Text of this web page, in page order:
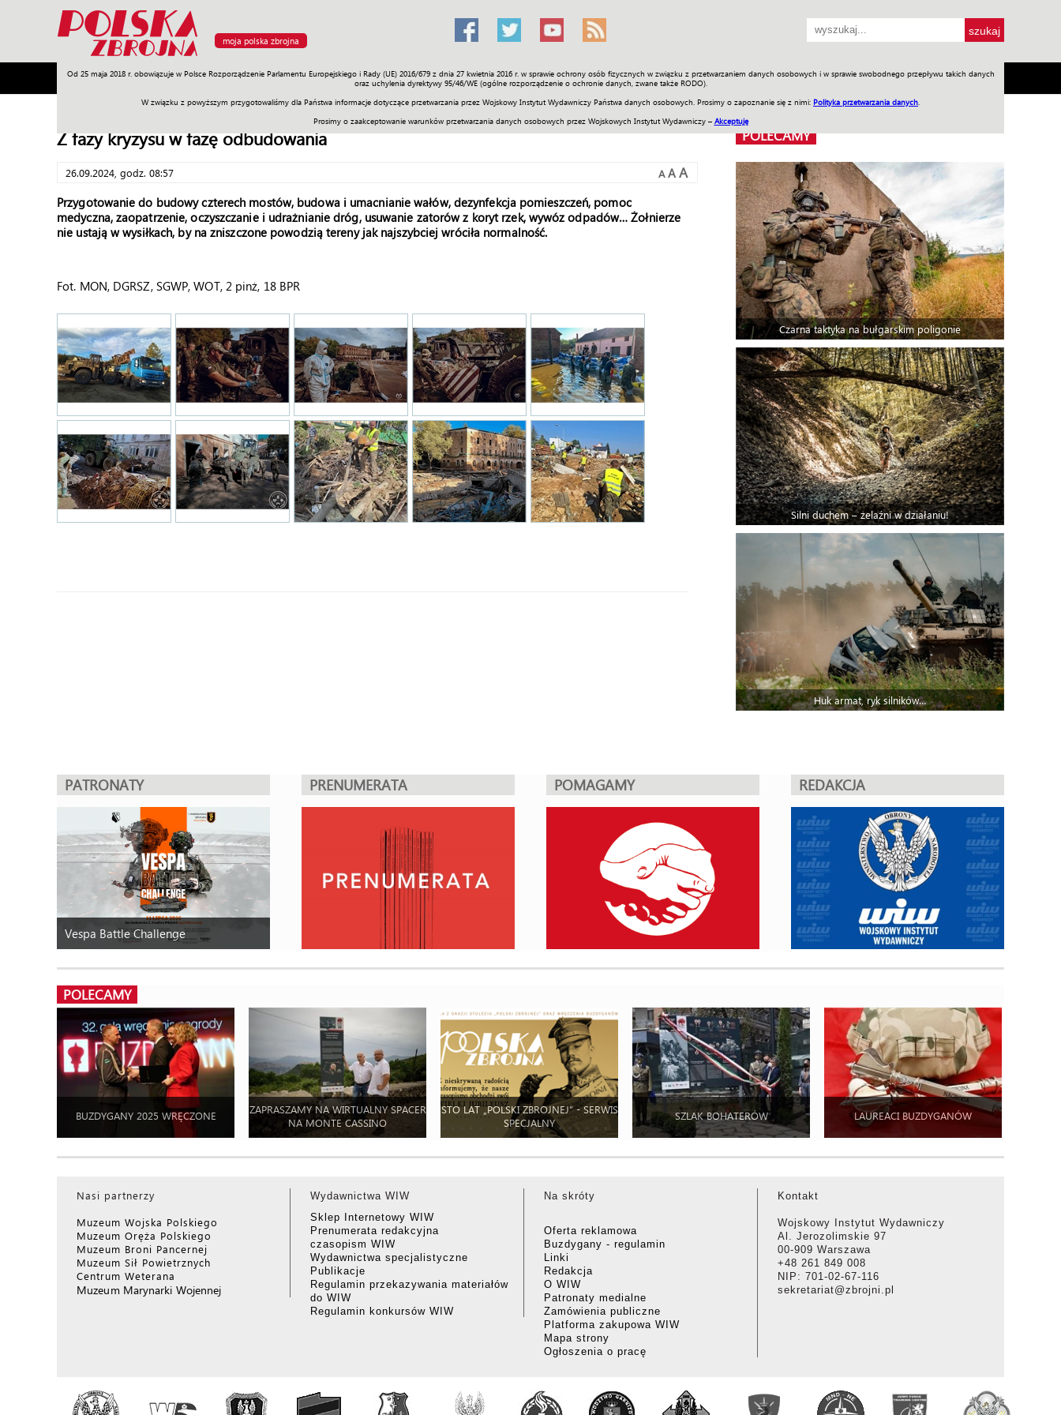
moja polska zbrojna
Od 25 maja 2018 r. obowiązuje w Polsce Rozporządzenie Parlamentu Europejskiego i Rady (UE) 2016/679 z dnia 27 kwietnia 2016 r. w sprawie ochrony osób fizycznych w związku z przetwarzaniem danych osobowych i w sprawie swobodnego przepływu takich danych
oraz uchylenia dyrektywy 95/46/WE (ogólne rozporządzenie o ochronie danych, zwane także RODO).
W związku z powyższym przygotowaliśmy dla Państwa informacje dotyczące przetwarzania przez Wojskowy Instytut Wydawniczy Państwa danych osobowych. Prosimy o zapoznanie się z nimi: Polityka przetwarzania danych
Prosimy o zaakceptowanie warunków przetwarzania danych osobowych przez Wojskowych Instytut Wydawniczy – Akceptuję
Armia Poligon Sprzęt Misje Polityka Prawo Świat Społeczność Sport Historia Galerie Wideo ENGLISH SKLEP Jednodniówki Praca w WIW
Z fazy kryzysu w fazę odbudowania
26.09.2024, godz. 08:57 A A A
Przygotowanie do budowy czterech mostów, budowa i umacnianie wałów, dezynfekcja pomieszczeń, pomoc
medyczna, zaopatrzenie, oczyszczanie i udrażnianie dróg, usuwanie zatorów z koryt rzek, wywóz odpadów… Żołnierze
nie ustają w wysiłkach, by na zniszczone powodzią tereny jak najszybciej wróciła normalność.
Fot. MON, DGRSZ, SGWP, WOT, 2 pinż, 18 BPR
POLECAMY
Czarna taktyka na bułgarskim poligonie
Silni duchem – żelaźni w działaniu!
Huk armat, ryk silników…
PATRONATY
Vespa Battle Challenge
PRENUMERATA POMAGAMY REDAKCJA
POLECAMY
BUZDYGANY 2025 WRĘCZONE
ZAPRASZAMY NA WIRTUALNY SPACER
NA MONTE CASSINO
STO LAT „POLSKI ZBROJNEJ” - SERWIS
SPECJALNY
SZLAK BOHATERÓW LAUREACI BUZDYGANÓW
Nasi partnerzy
Muzeum Wojska Polskiego
Muzeum Oręża Polskiego
Muzeum Broni Pancernej
Muzeum Sił Powietrznych
Centrum Weterana
Muzeum Marynarki Wojennej
Wydawnictwa WIW
Sklep Internetowy WIW
Prenumerata redakcyjna
czasopism WIW
Wydawnictwa specjalistyczne
Publikacje
Regulamin przekazywania materiałów
do WIW
Regulamin konkursów WIW
Na skróty
Oferta reklamowa
Buzdygany - regulamin
Linki
Redakcja
O WIW
Patronaty medialne
Zamówienia publiczne
Platforma zakupowa WIW
Mapa strony
Ogłoszenia o pracę
Kontakt
Wojskowy Instytut Wydawniczy
Al. Jerozolimskie 97
00-909 Warszawa
+48 261 849 008
NIP: 701-02-67-116
sekretariat@zbrojni.pl